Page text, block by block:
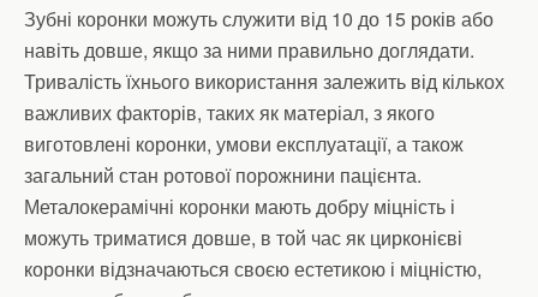
Зубні коронки можуть служити від 10 до 15 років або
навіть довше, якщо за ними правильно доглядати.
Тривалість їхнього використання залежить від кількох
важливих факторів, таких як матеріал, з якого
виготовлені коронки, умови експлуатації, а також
загальний стан ротової порожнини пацієнта.
Металокерамічні коронки мають добру міцність і
можуть триматися довше, в той час як цирконієві
коронки відзначаються своєю естетикою і міцністю,